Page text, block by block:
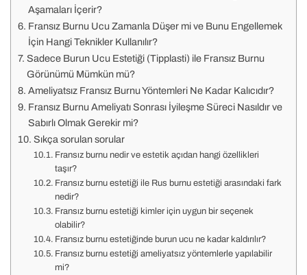
Aşamaları İçerir?
Fransız Burnu Ucu Zamanla Düşer mi ve Bunu Engellemek
İçin Hangi Teknikler Kullanılır?
Sadece Burun Ucu Estetiği (Tipplasti) ile Fransız Burnu
Görünümü Mümkün mü?
Ameliyatsız Fransız Burnu Yöntemleri Ne Kadar Kalıcıdır?
Fransız Burnu Ameliyatı Sonrası İyileşme Süreci Nasıldır ve
Sabırlı Olmak Gerekir mi?
Sıkça sorulan sorular
Fransız burnu nedir ve estetik açıdan hangi özellikleri
taşır?
Fransız burnu estetiği ile Rus burnu estetiği arasındaki fark
nedir?
Fransız burnu estetiği kimler için uygun bir seçenek
olabilir?
Fransız burnu estetiğinde burun ucu ne kadar kaldırılır?
Fransız burnu estetiği ameliyatsız yöntemlerle yapılabilir
mi?